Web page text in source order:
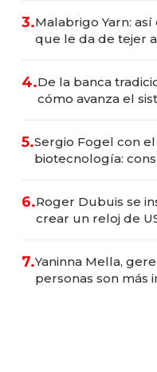
3.Malabrigo Yarn:
que le da de tejer
4.De la banca
cómo avanza el
5.Sergio Fogel con
biotecnología:
6.Roger Dubuis se
crear un reloj de
7.Yaninna Mella,
personas son más